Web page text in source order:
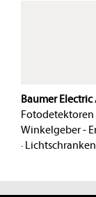
Baumer Electric
Fotodetektoren
Winkelgeber -
·